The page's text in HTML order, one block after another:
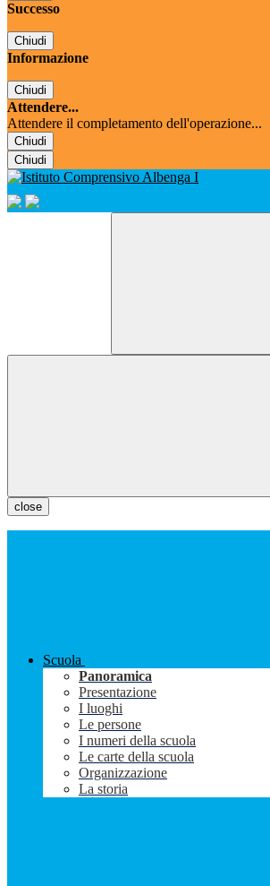
Successo
Chiudi
Informazione
Chiudi
Attendere...
Attendere il completamento dell'operazione...
Chiudi
Chiudi
close
Scuola
Panoramica
Presentazione
I luoghi
Le persone
I numeri della scuola
Le carte della scuola
Organizzazione
La storia